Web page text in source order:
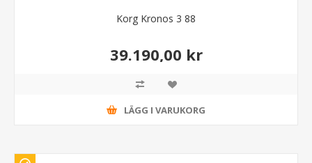
Korg Kronos 3 88
39.190,00 kr
LÄGG I VARUKORG